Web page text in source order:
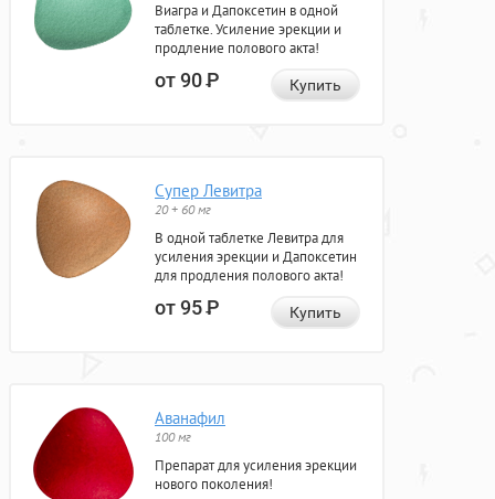
Виагра и Дапоксетин в одной
таблетке. Усиление эрекции и
продление полового акта!
от 90Р Купить
Супер Левитра
20 + 60 мг
В одной таблетке Левитра для
усиления эрекции и Дапоксетин
для продления полового акта!
от 95Р Купить
Аванафил
100 мг
Препарат для усиления эрекции
нового поколения!